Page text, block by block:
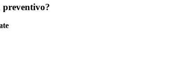
preventivo?